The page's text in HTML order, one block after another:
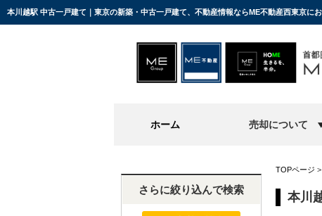
本川越駅 中古一戸建て｜東京の新築・中古一戸建て、不動産情報ならME不動産西東京に
ホーム 売却について
TOPページ >
本川
さらに絞り込んで検索